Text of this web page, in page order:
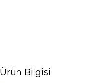
Ürün Bilgisi